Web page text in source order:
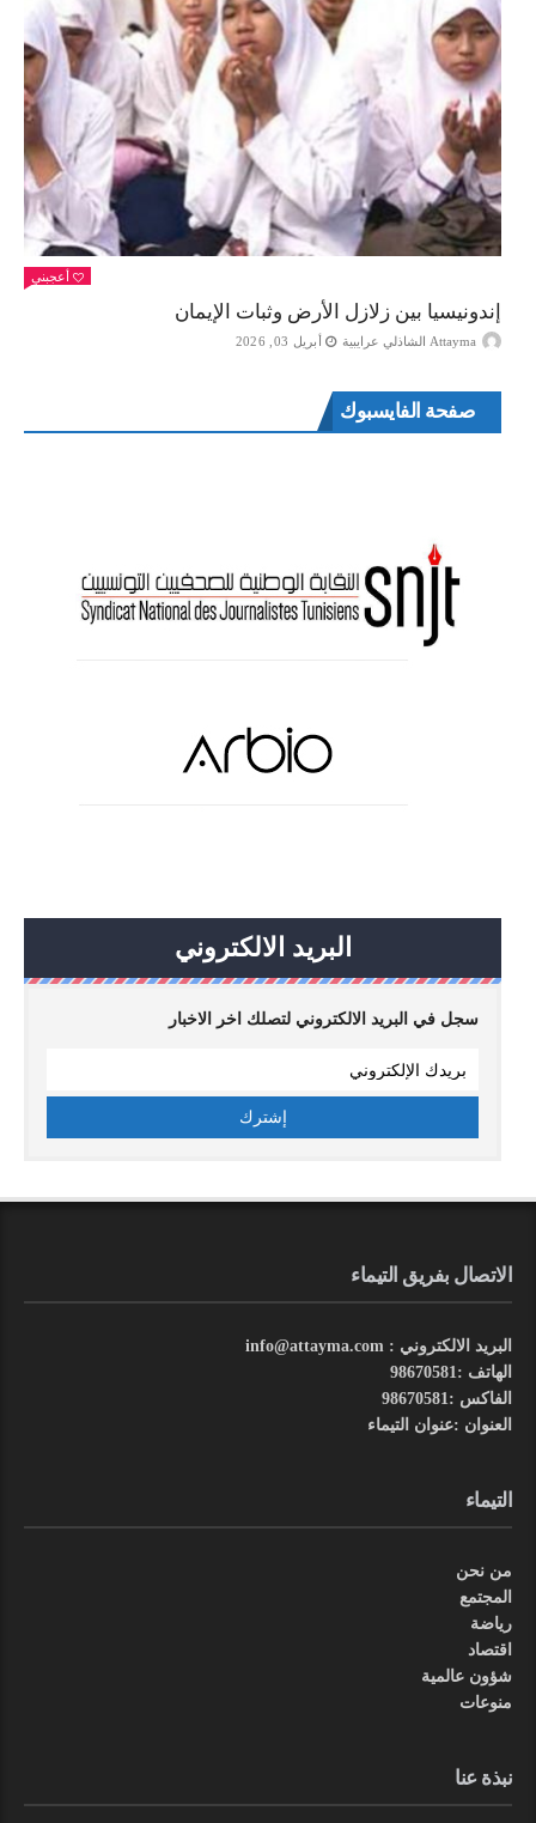
أعجبني
إندونيسيا بين زلازل الأرض وثبات الإيمان
Attayma الشاذلي عرايبية أبريل 03, 2026
صفحة الفايسبوك
البريد الالكتروني
سجل في البريد الالكتروني لتصلك اخر الاخبار
الاتصال بفريق التيماء
البريد الالكتروني : info@attayma.com
الهاتف :98670581
الفاكس :98670581
العنوان :عنوان التيماء
التيماء
من نحن
المجتمع
رياضة
اقتصاد
شؤون عالمية
منوعات
نبذة عنا